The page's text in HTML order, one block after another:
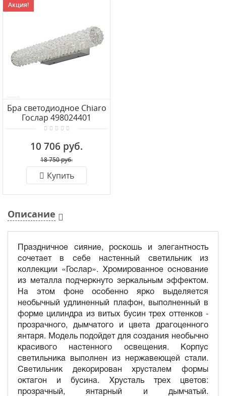
Акция!
Бра светодиодное Chiaro
Гослар 498024401
10 706 руб.
18 750 руб.
Купить
Описание
Праздничное сияние, роскошь и элегантность
сочетает в себе настенный светильник из
коллекции «Гослар». Хромированное основание
из металла подчеркнуто зеркальным эффектом.
На этом фоне особенно ярко выделяется
необычный удлиненный плафон, выполненный в
форме цилиндра из витых бусин трех оттенков -
прозрачного, дымчатого и цвета драгоценного
янтаря. Модель подойдет для создания необычно
красивого настенного освещения. Корпус
светильника выполнен из нержавеющей стали.
Светильник декорирован хрусталем формы
октагон и бусина. Хрусталь трех цветов:
прозрачный, янтарный и дымчатый.